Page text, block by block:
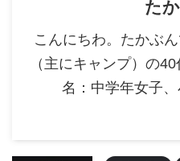
た
こんにちわ。たかぶ
（主にキャンプ）の
名：中学年女子、